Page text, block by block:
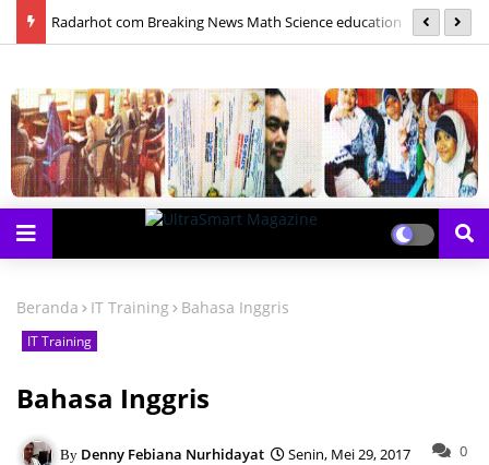
Radarhot com Breaking News Math Science education
Beranda IT Training Bahasa Inggris
IT Training
Bahasa Inggris
Denny Febiana Nurhidayat Senin, Mei 29, 2017 0